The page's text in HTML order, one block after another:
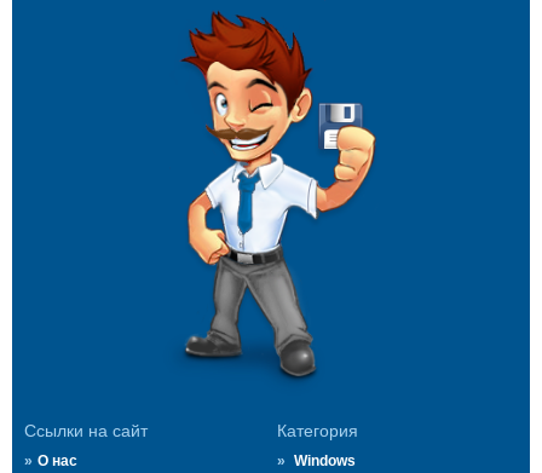
Ссылки на сайт
О нас
Категория
Windows